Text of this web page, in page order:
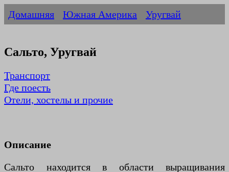
Домашняя Южная Америка Уругвай
Сальто, Уругвай
Транспорт
Где поесть
Отели, хостелы и прочие
Описание
Сальто находится в области выращивания